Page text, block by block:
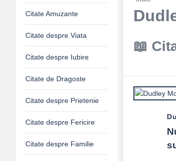
Citate Amuzante
Citate despre Viata
Citate despre Iubire
Citate de Dragoste
Citate despre Prietenie
Citate despre Fericire
Citate despre Familie